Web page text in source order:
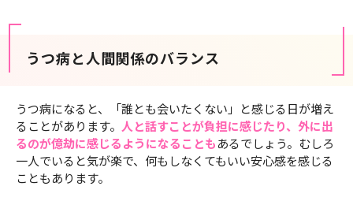
うつ病と人間関係のバランス
うつ病になると、「誰とも会いたくない」と感じる日が増え
ることがあります。 人と話すことが負担に感じたり、外に出
るのが億劫に感じるようになることもあるでしょう。むしろ
一人でいると気が楽で、何もしなくてもいい安心感を感じる
こともあります。